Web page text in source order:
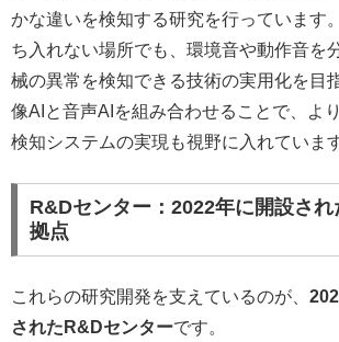
かな違いを検知する研究を行っています
ち入れない場所でも、環境音や動作音を
械の異常を検知できる技術の実用化を目
像AIと音声AIを組み合わせることで、よ
検知システムの実現も視野に入れています
R&Dセンター：2022年に開設さ
拠点
これらの研究開発を支えているのが、
されたR&Dセンターです。